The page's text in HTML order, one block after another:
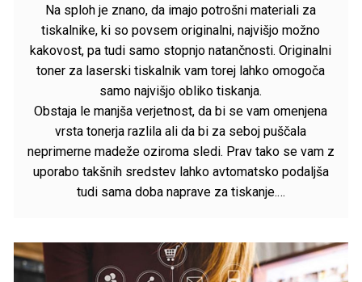
Na sploh je znano, da imajo potrošni materiali za
tiskalnike, ki so povsem originalni, najvišjo možno
kakovost, pa tudi samo stopnjo natančnosti. Originalni
toner za laserski tiskalnik vam torej lahko omogoča
samo najvišjo obliko tiskanja.
Obstaja le manjša verjetnost, da bi se vam omenjena
vrsta tonerja razlila ali da bi za seboj puščala
neprimerne madeže oziroma sledi. Prav tako se vam z
uporabo takšnih sredstev lahko avtomatsko podaljša
tudi sama doba naprave za tiskanje.…